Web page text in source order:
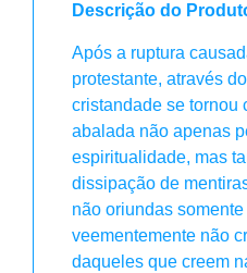
Descrição do
Após a ruptura
protestante, através
cristandade se tornou
abalada não apenas
espiritualidade, mas
dissipação de
não oriundas
veementemente não
daqueles que creem